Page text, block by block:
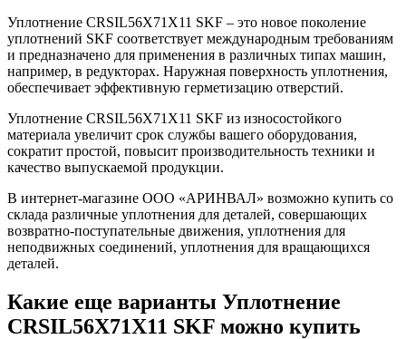
Уплотнение CRSIL56X71X11 SKF – это новое поколение
уплотнений SKF соответствует международным требованиям
и предназначено для применения в различных типах машин,
например, в редукторах. Наружная поверхность уплотнения,
обеспечивает эффективную герметизацию отверстий.
Уплотнение CRSIL56X71X11 SKF из износостойкого
материала увеличит срок службы вашего оборудования,
сократит простой, повысит производительность техники и
качество выпускаемой продукции.
В интернет-магазине ООО «АРИНВАЛ» возможно купить со
склада различные уплотнения для деталей, совершающих
возвратно-поступательные движения, уплотнения для
неподвижных соединений, уплотнения для вращающихся
деталей.
Какие еще варианты Уплотнение
CRSIL56X71X11 SKF можно купить